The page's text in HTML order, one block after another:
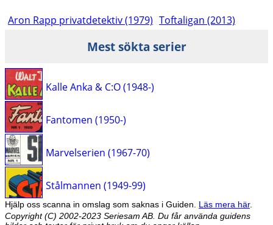
Aron Rapp privatdetektiv (1979) Toftaligan (2013)
Mest sökta serier
Kalle Anka & C:O (1948-)
Fantomen (1950-)
Marvelserien (1967-70)
Stålmannen (1949-99)
Hjälp oss scanna in omslag som saknas i Guiden. Läs mera här.
Copyright (C) 2002-2023 Seriesam AB. Du får använda guidens